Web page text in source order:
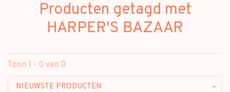
Producten getagd met
HARPER'S BAZAAR
Toon 1 - 0 van 0
NIEUWSTE PRODUCTEN